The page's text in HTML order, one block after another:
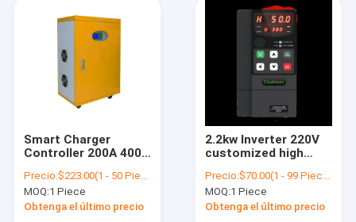
Smart Charger
Controller 200A 400V
Charge Controller ,
50A/100A/150A/200A
Optional
Precio:$223.00(1 - 50 Pieces) $216.00(>=51 Pieces)
MOQ:1 Piece
Obtenga el último precio
2.2kw Inverter 220V
customized high
shenzhen factory
lowest price
converter DC to AC
Precio:$70.00(1 - 99 Pieces) $66.00(100 - 499 Pieces) $63.00(>=500 Pieces)
MOQ:1 Piece
Obtenga el último precio